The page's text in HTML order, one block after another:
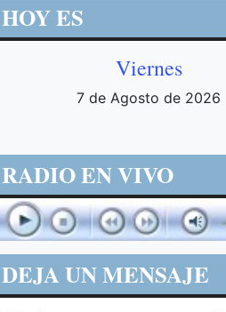
HOY ES
Viernes
7 de Agosto de 2026
RADIO EN VIVO
DEJA UN MENSAJE